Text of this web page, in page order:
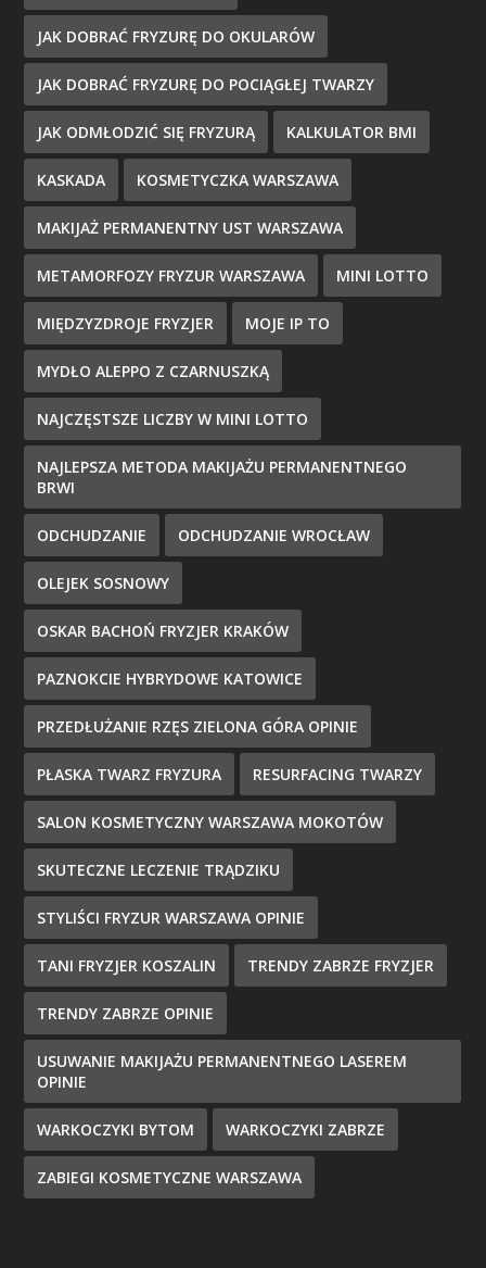
JAK DOBRAĆ FRYZURĘ DO OKULARÓW
JAK DOBRAĆ FRYZURĘ DO POCIĄGŁEJ TWARZY
JAK ODMŁODZIĆ SIĘ FRYZURĄ KALKULATOR BMI
KASKADA KOSMETYCZKA WARSZAWA
MAKIJAŻ PERMANENTNY UST WARSZAWA
METAMORFOZY FRYZUR WARSZAWA MINI LOTTO
MIĘDZYZDROJE FRYZJER MOJE IP TO
MYDŁO ALEPPO Z CZARNUSZKĄ
NAJCZĘSTSZE LICZBY W MINI LOTTO
NAJLEPSZA METODA MAKIJAŻU PERMANENTNEGO
BRWI
ODCHUDZANIE ODCHUDZANIE WROCŁAW
OLEJEK SOSNOWY
OSKAR BACHOŃ FRYZJER KRAKÓW
PAZNOKCIE HYBRYDOWE KATOWICE
PRZEDŁUŻANIE RZĘS ZIELONA GÓRA OPINIE
PŁASKA TWARZ FRYZURA RESURFACING TWARZY
SALON KOSMETYCZNY WARSZAWA MOKOTÓW
SKUTECZNE LECZENIE TRĄDZIKU
STYLIŚCI FRYZUR WARSZAWA OPINIE
TANI FRYZJER KOSZALIN TRENDY ZABRZE FRYZJER
TRENDY ZABRZE OPINIE
USUWANIE MAKIJAŻU PERMANENTNEGO LASEREM
OPINIE
WARKOCZYKI BYTOM WARKOCZYKI ZABRZE
ZABIEGI KOSMETYCZNE WARSZAWA